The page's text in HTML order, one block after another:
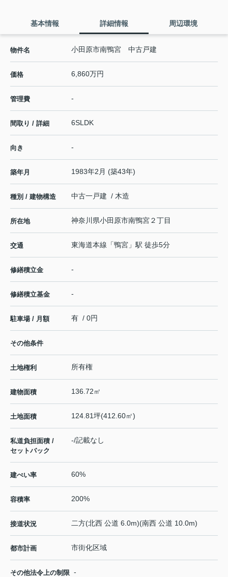
基本情報 詳細情報 周辺環境
物件名 小田原市南鴨宮 中古戸建
価格 6,860万円
管理費 -
間取り / 詳細 6SLDK
向き -
築年月 1983年2月 (築43年)
種別 / 建物構造 中古一戸建 / 木造
所在地 神奈川県小田原市南鴨宮２丁目
交通 東海道本線 「鴨宮 」駅 徒歩5分
修繕積立金 -
修繕積立基金 -
駐車場 / 月額 有 / 0円
その他条件
土地権利 所有権
建物面積 136.72㎡
土地面積 124.81坪(412.60㎡)
私道負担面積 /
セットバック
-/記載なし
建ぺい率 60%
容積率 200%
接道状況 二方(北西 公道 6.0m)(南西 公道 10.0m)
都市計画 市街化区域
その他法令上の制限 -